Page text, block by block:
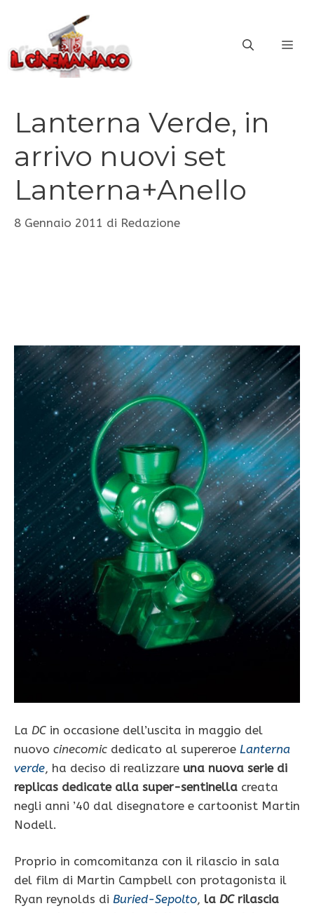
contenuto
Lanterna Verde, in
arrivo nuovi set
Lanterna+Anello
8 Gennaio 2011 di Redazione
La DC in occasione dell’uscita in maggio del
nuovo cinecomic dedicato al supereroe Lanterna
verde, ha deciso di realizzare una nuova serie di
replicas dedicate alla super-sentinella creata
negli anni ’40 dal disegnatore e cartoonist Martin
Nodell.
Proprio in comcomitanza con il rilascio in sala
del film di Martin Campbell con protagonista il
Ryan reynolds di Buried-Sepolto, la DC rilascia